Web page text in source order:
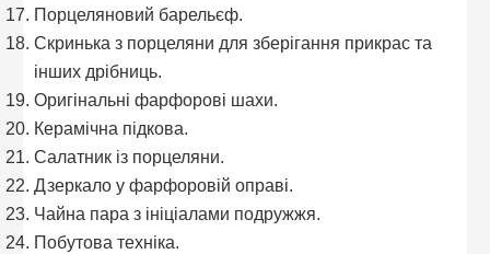
Порцеляновий барельєф.
Скринька з порцеляни для зберігання прикрас та
інших дрібниць.
Оригінальні фарфорові шахи.
Керамічна підкова.
Салатник із порцеляни.
Дзеркало у фарфоровій оправі.
Чайна пара з ініціалами подружжя.
Побутова техніка.